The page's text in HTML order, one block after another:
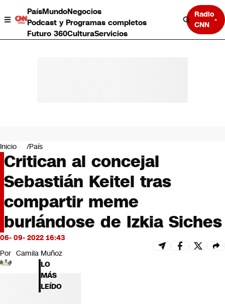
PaísMundoNegocios
Podcast y Programas completos
Futuro 360CulturaServicios
Radio
CNN
Negocios
Deportes
Programas completos
Cultura
Servicios
Bits
CNN Data
CNN tiempo
Futuro 360
Inicio País
Critican al concejal
Sebastián Keitel tras
compartir meme
burlándose de Izkia Siches
06- 09- 2022 16:43
Por Camila Muñoz
LO
MÁS
LEÍDO